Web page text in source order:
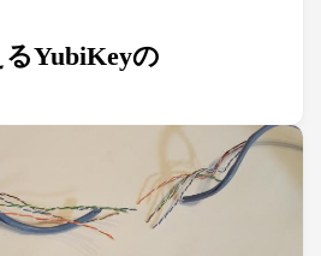
YubiKeyの